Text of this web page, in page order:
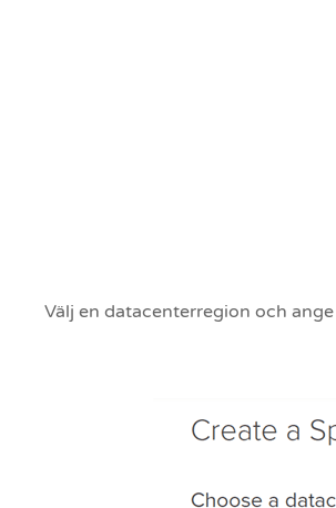
Välj en datacenterregion och